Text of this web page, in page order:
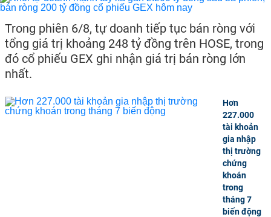
Trong phiên 6/8, tự doanh tiếp tục bán ròng với
tổng giá trị khoảng 248 tỷ đồng trên HOSE, trong
đó cổ phiếu GEX ghi nhận giá trị bán ròng lớn
nhất.
Hơn
227.000
tài khoản
gia nhập
thị trường
chứng
khoán
trong
tháng 7
biến động